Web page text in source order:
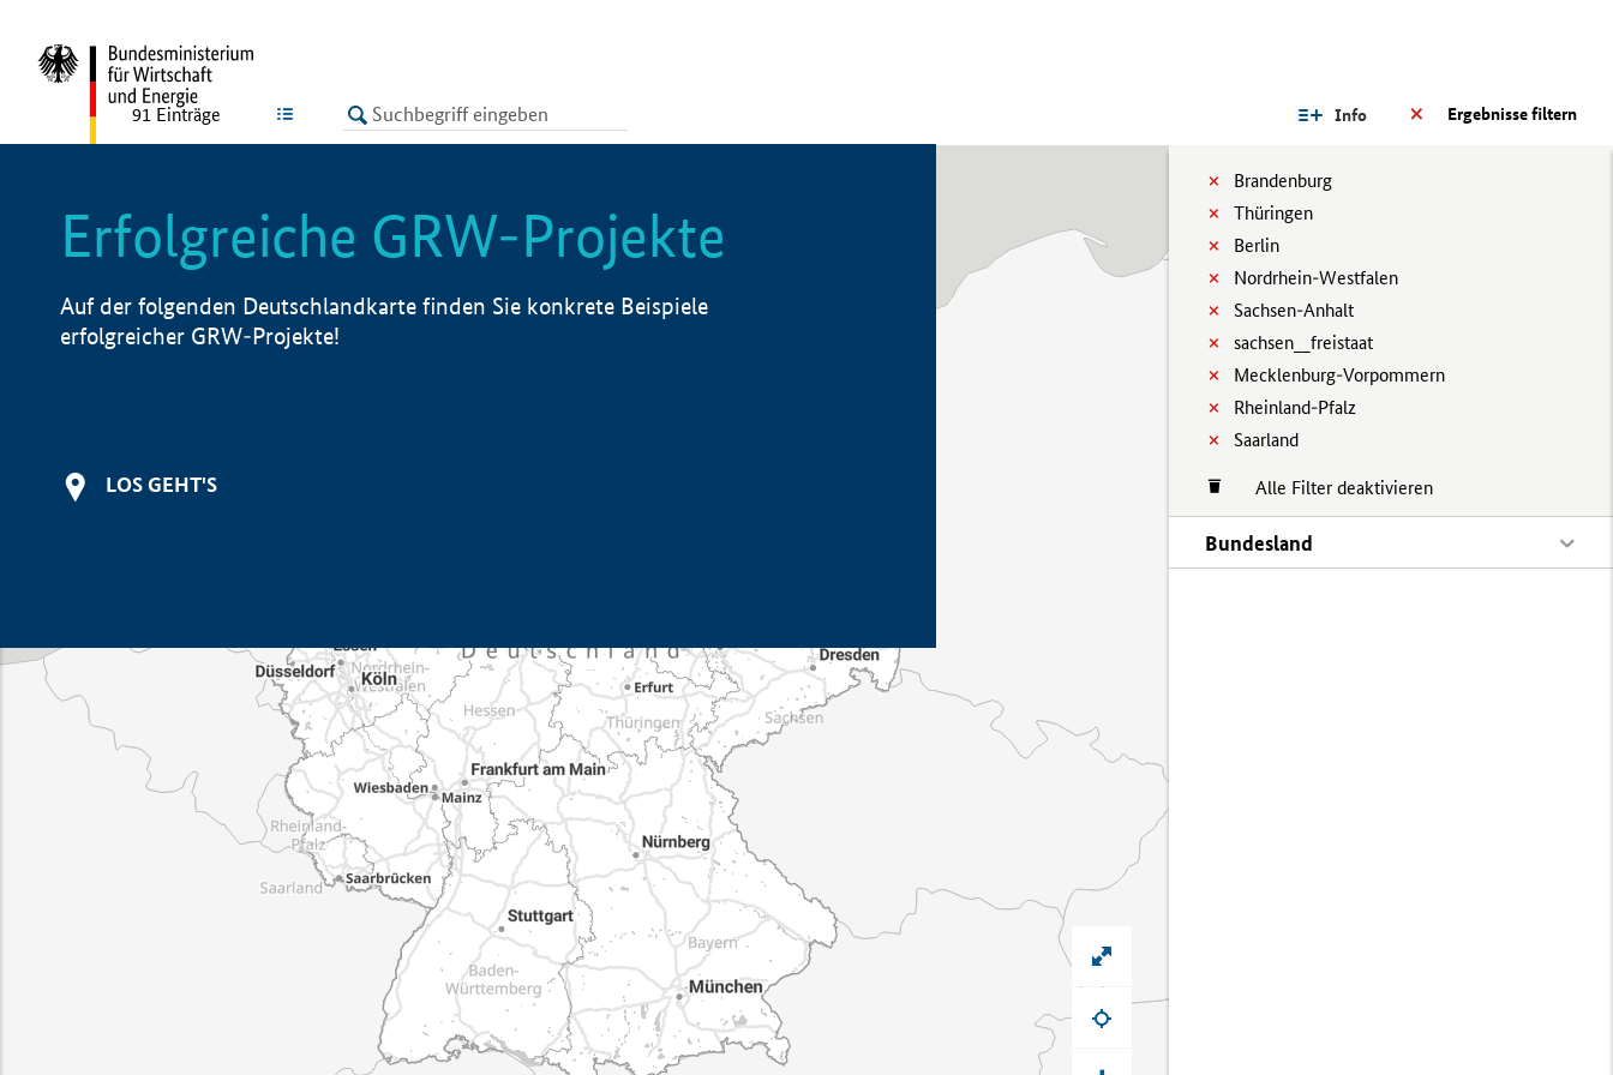
LISTE Ergebnisse filtern
Info
Brandenburg
Thüringen
Berlin
Nordrhein-Westfalen
Sachsen-Anhalt
sachsen__freistaat
Mecklenburg-Vorpommern
Rheinland-Pfalz
Saarland
Alle Filter deaktivieren
Bundesland
91 Einträge
Erfolgreiche GRW-Projekte
Auf der folgenden Deutschlandkarte finden Sie konkrete Beispiele
erfolgreicher GRW-Projekte!
LOS GEHT'S